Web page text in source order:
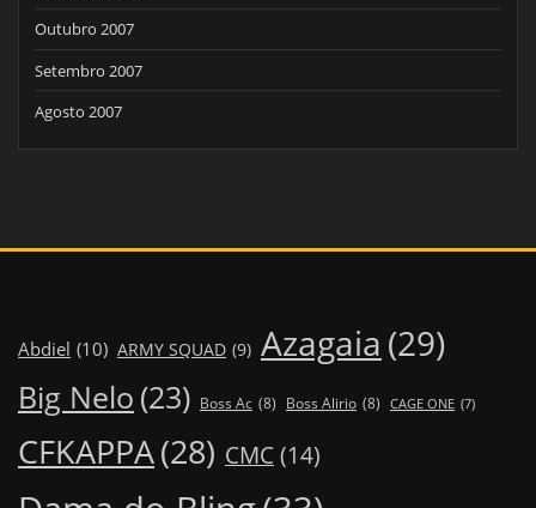
Outubro 2007
Setembro 2007
Agosto 2007
Abdiel (10) ARMY SQUAD (9) Azagaia (29)
Big Nelo (23) Boss Ac (8) Boss Alirio (8) CAGE ONE (7)
CFKAPPA(28) CMC (14)